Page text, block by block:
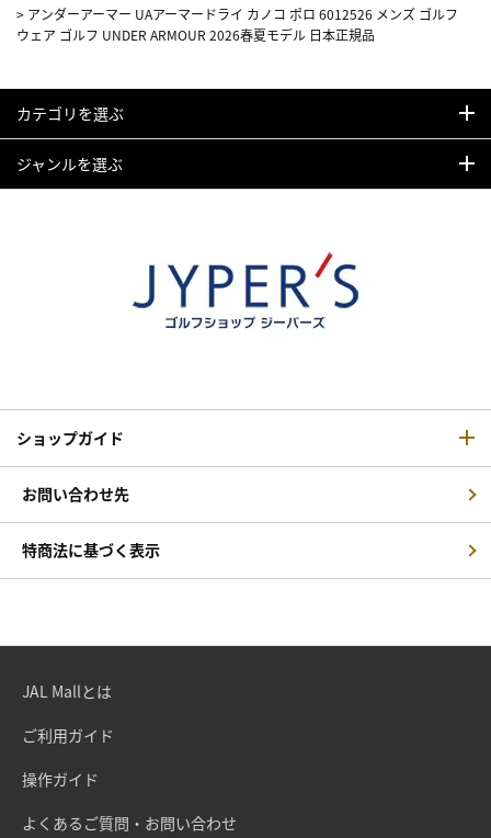
> アンダーアーマー UAアーマードライ カノコ ポロ 6012526 メンズ ゴルフ
ウェア ゴルフ UNDER ARMOUR 2026春夏モデル 日本正規品
カテゴリを選ぶ
ジャンルを選ぶ
ショップガイド
お問い合わせ先
特商法に基づく表示
JAL Mallとは
ご利用ガイド
操作ガイド
よくあるご質問・お問い合わせ